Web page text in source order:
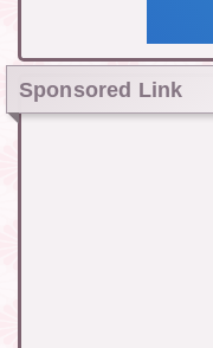
Sponsored Link